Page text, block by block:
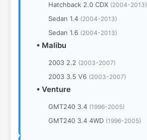
Hatchback 2.0 CDX (2004-2013)
Sedan 1.4 (2004-2013)
Sedan 1.6 (2004-2013)
• Malibu
2003 2.2 (2003-2007)
2003 3.5 V6 (2003-2007)
• Venture
GMT240 3.4 (1996-2005)
GMT240 3.4 4WD (1996-2005)